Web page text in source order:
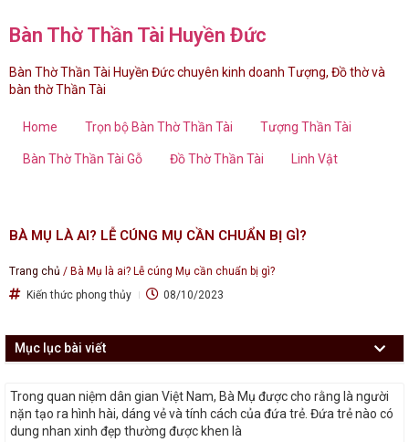
Bàn Thờ Thần Tài Huyền Đức
Bàn Thờ Thần Tài Huyền Đức chuyên kinh doanh Tượng, Đồ thờ và
bàn thờ Thần Tài
Home Trọn bộ Bàn Thờ Thần Tài Tượng Thần Tài
Bàn Thờ Thần Tài Gỗ Đồ Thờ Thần Tài Linh Vật
BÀ MỤ LÀ AI? LỄ CÚNG MỤ CẦN CHUẨN BỊ GÌ?
Trang chủ / Bà Mụ là ai? Lễ cúng Mụ cần chuẩn bị gì?
Kiến thức phong thủy
08/10/2023
Mục lục bài viết
Trong quan niệm dân gian Việt Nam, Bà Mụ được cho rằng là người
nặn tạo ra hình hài, dáng vẻ và tính cách của đứa trẻ. Đứa trẻ nào có
dung nhan xinh đẹp thường được khen là